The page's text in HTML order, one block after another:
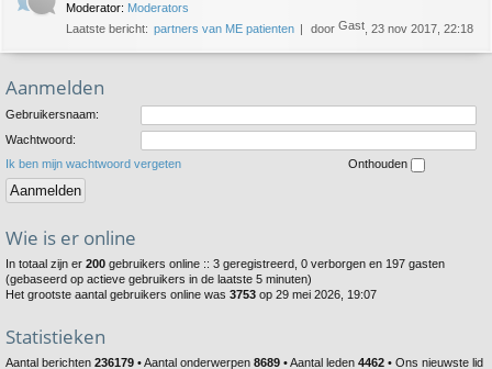
Moderator: Moderators
Laatste bericht: partners van ME patienten door Gast , 23 nov 2017, 22:18
Aanmelden
Gebruikersnaam:
Wachtwoord:
Ik ben mijn wachtwoord vergeten
Onthouden
Wie is er online
In totaal zijn er 200 gebruikers online :: 3 geregistreerd, 0 verborgen en 197 gasten
(gebaseerd op actieve gebruikers in de laatste 5 minuten)
Het grootste aantal gebruikers online was 3753 op 29 mei 2026, 19:07
Statistieken
Aantal berichten 236179 • Aantal onderwerpen 8689 • Aantal leden 4462 • Ons nieuwste lid